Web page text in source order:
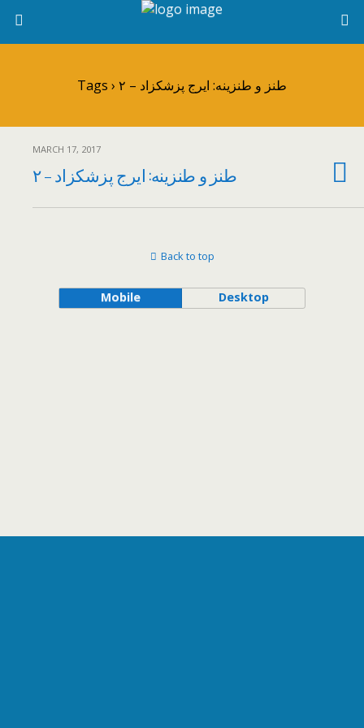
Tags › طنز و طنزینه: ایرج پزشکزاد – ۲
MARCH 17, 2017
طنز و طنزینه: ایرج پزشکزاد – ۲
Back to top
Mobile Desktop